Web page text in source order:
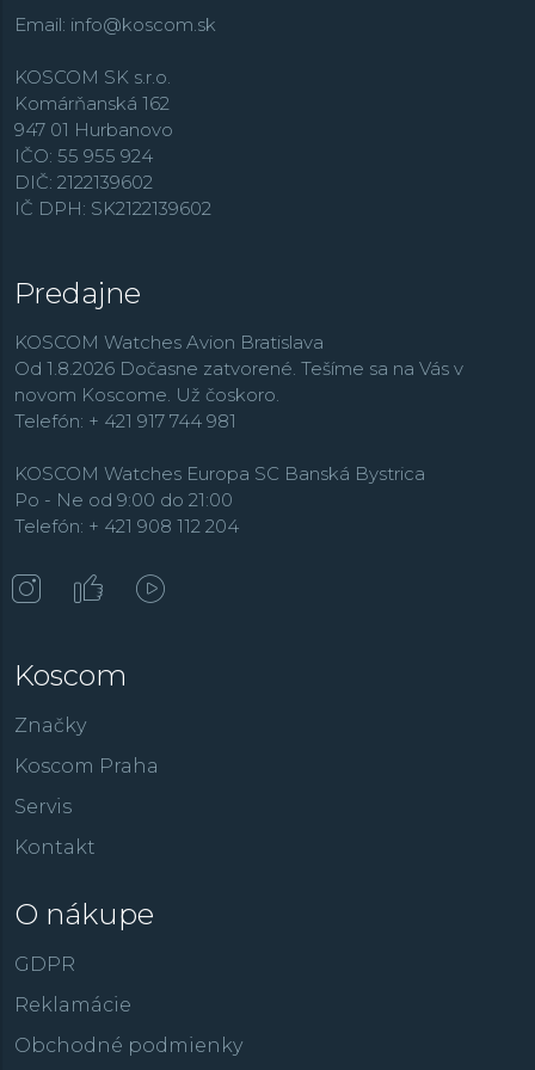
Email: info@koscom.sk
KOSCOM SK s.r.o.
Komárňanská 162
947 01 Hurbanovo
IČO: 55 955 924
DIČ: 2122139602
IČ DPH: SK2122139602
Predajne
KOSCOM Watches Avion Bratislava
Od 1.8.2026 Dočasne zatvorené. Tešíme sa na Vás v
novom Koscome. Už čoskoro.
Telefón: + 421 917 744 981
KOSCOM Watches Europa SC Banská Bystrica
Po - Ne od 9:00 do 21:00
Telefón: + 421 908 112 204
Koscom
Značky
Koscom Praha
Servis
Kontakt
O nákupe
GDPR
Reklamácie
Obchodné podmienky